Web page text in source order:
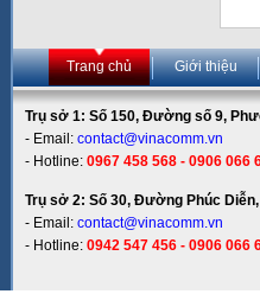
Trang chủ Giới thiệu
Trụ sở 1: Số 150, Đường số 9,
- Email: contact@vinacomm.vn
- Hotline: 0967 458 568 - 0906 066
Trụ sở 2: Số 30, Đường Phúc
- Email: contact@vinacomm.vn
- Hotline: 0942 547 456 - 0906 066